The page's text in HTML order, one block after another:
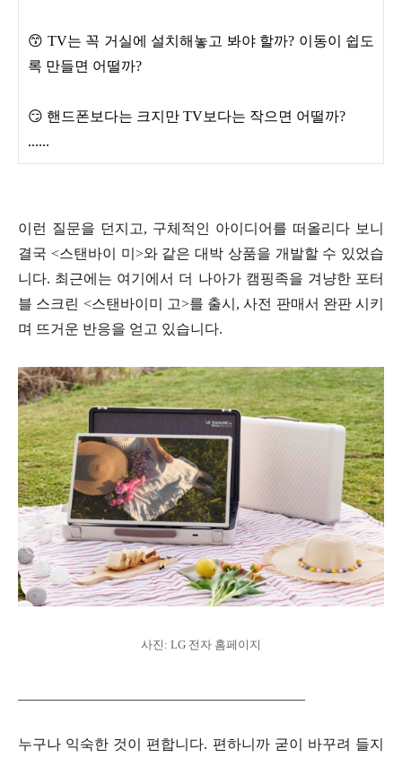
😙 TV는 꼭 거실에 설치해놓고 봐야 할까? 이동이 쉽도
록 만들면 어떨까?
😏 핸드폰보다는 크지만 TV보다는 작으면 어떨까?
......
이런 질문을 던지고, 구체적인 아이디어를 떠올리다 보니
결국 <스탠바이 미>와 같은 대박 상품을 개발할 수 있었습
니다. 최근에는 여기에서 더 나아가 캠핑족을 겨냥한 포터
블 스크린 <스탠바이미 고>를 출시, 사전 판매서 완판 시키
며 뜨거운 반응을 얻고 있습니다.
사진: LG 전자 홈페이지
누구나 익숙한 것이 편합니다. 편하니까 굳이 바꾸려 들지